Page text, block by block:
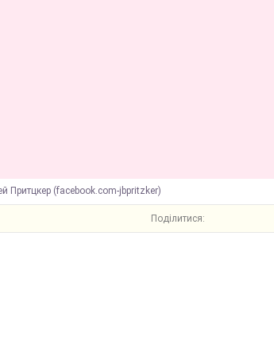
Притцкер (facebook.com-jbpritzker)
Поділитися: